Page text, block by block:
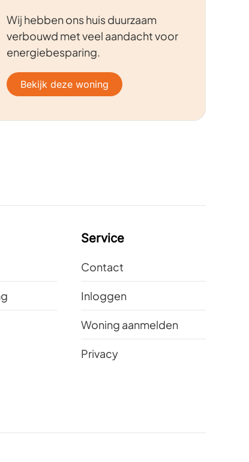
Wij hebben ons huis duurzaam
verbouwd met veel aandacht voor
energiebesparing.
Bekijk deze woning
Service
Contact
Inloggen
Woning aanmelden
Privacy